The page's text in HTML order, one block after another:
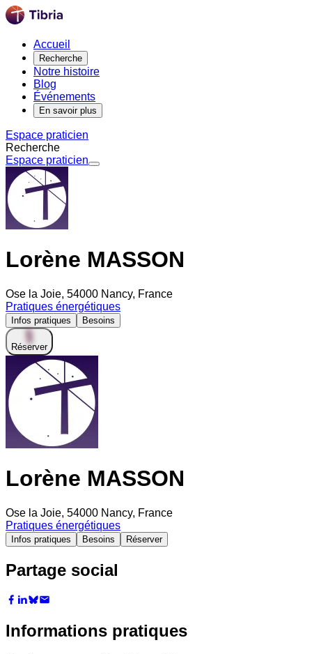
Accueil
Recherche
Notre histoire
Blog
Événements
En savoir plus
Espace praticien
Recherche
Espace praticien
Lorène MASSON
Ose la Joie, 54000 Nancy, France
Pratiques énergétiques
Infos pratiques Besoins
Réserver
Lorène MASSON
Ose la Joie, 54000 Nancy, France
Pratiques énergétiques
Infos pratiques Besoins Réserver
Partage social
Informations pratiques